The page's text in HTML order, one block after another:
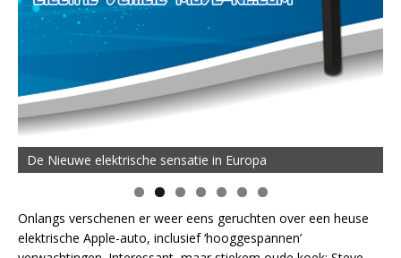
De Nieuwe elektrische sensatie in Europa
Onlangs verschenen er weer eens geruchten over een heuse
elektrische Apple-auto, inclusief ‘hooggespannen’